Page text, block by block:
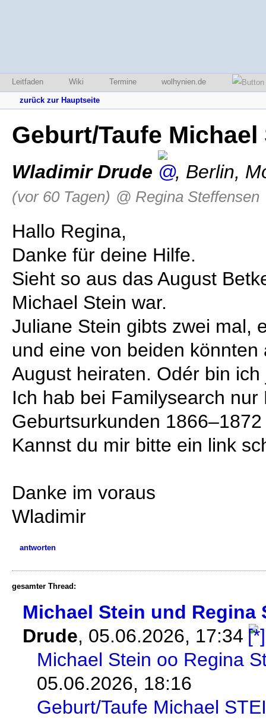
Leitfaden Wiki Termine wolhynien.de
zurück zur Hauptseite
Geburt/Taufe Michael
Wladimir Drude , Berlin,
(vor 60 Tagen) @ Regina Steffensen
Hallo Regina,
Danke für deine Hilfe.
Sieht so aus das August
Michael Stein war.
Juliane Stein gibts zwei mal,
und eine von beiden könnten
August heiraten. Odér bin
Ich hab bei Familysearch
Geburtsurkunden
Kannst du mir bitte ein link
Danke im voraus
Wladimir
antworten
gesamter Thread:
Michael Stein und Regina
Drude, 05.06.2026, 17:34
Michael Stein oo Regina
05.06.2026, 18:16
Geburt/Taufe Michael